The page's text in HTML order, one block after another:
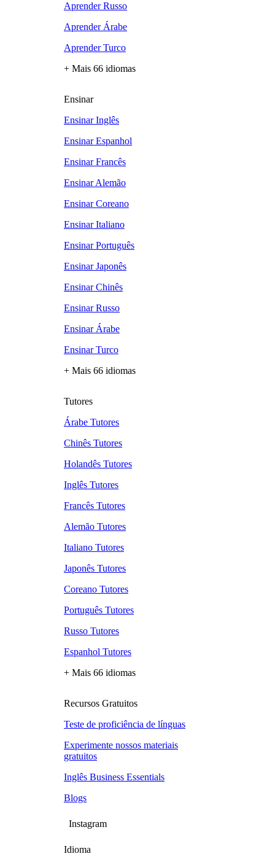
Aprender Russo
Aprender Árabe
Aprender Turco
+ Mais 66 idiomas
Ensinar
Ensinar Inglês
Ensinar Espanhol
Ensinar Francês
Ensinar Alemão
Ensinar Coreano
Ensinar Italiano
Ensinar Português
Ensinar Japonês
Ensinar Chinês
Ensinar Russo
Ensinar Árabe
Ensinar Turco
+ Mais 66 idiomas
Tutores
Árabe Tutores
Chinês Tutores
Holandês Tutores
Inglês Tutores
Francês Tutores
Alemão Tutores
Italiano Tutores
Japonês Tutores
Coreano Tutores
Português Tutores
Russo Tutores
Espanhol Tutores
+ Mais 66 idiomas
Recursos Gratuitos
Teste de proficiência de línguas
Experimente nossos materiais
gratuitos
Inglês Business Essentials
Blogs
Instagram
Idioma